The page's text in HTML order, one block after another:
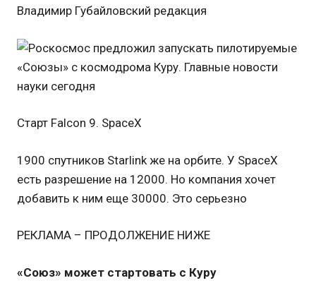
Владимир Губайловский редакция
Старт Falcon 9. SpaceX
1900 спутников Starlink же на орбите. У SpacеX
есть разрешение на 12000. Но компания хочет
добавить к ним еще 30000. Это серьезно
РЕКЛАМА – ПРОДОЛЖЕНИЕ НИЖЕ
«Союз» может стартовать с Куру